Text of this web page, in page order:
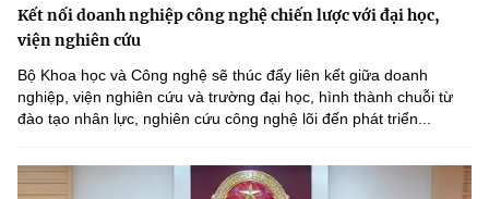
Kết nối doanh nghiệp công nghệ chiến lược với đại học,
viện nghiên cứu
Bộ Khoa học và Công nghệ sẽ thúc đẩy liên kết giữa doanh
nghiệp, viện nghiên cứu và trường đại học, hình thành chuỗi từ
đào tạo nhân lực, nghiên cứu công nghệ lõi đến phát triển...